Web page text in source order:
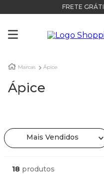
FRETE
Marcas Ápice
Ápice
Mais Vendidos
18 produtos